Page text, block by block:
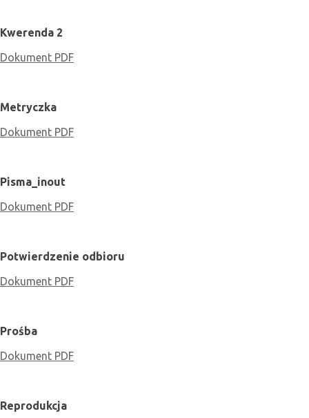
Kwerenda 2
Dokument PDF
Metryczka
Dokument PDF
Pisma_inout
Dokument PDF
Potwierdzenie odbioru
Dokument PDF
Prośba
Dokument PDF
Reprodukcja